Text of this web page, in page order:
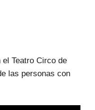
Teatro Circo de
las personas con